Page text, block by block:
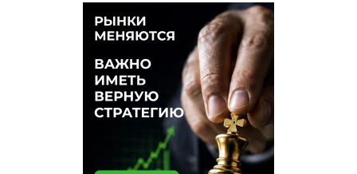
яркими для омского болота. Местные жабы да
лягушки крылышки-то им и обломали
Евгений 16 декабря 2015 в 09:31:
Яркий, но недолгий полет в Омске ханты-
мансийской семерки. Зачем приезжали? Что
хотели? Что сделали? Какую пользу принесли